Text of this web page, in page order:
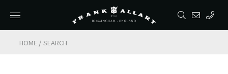
HOME /SEARCH